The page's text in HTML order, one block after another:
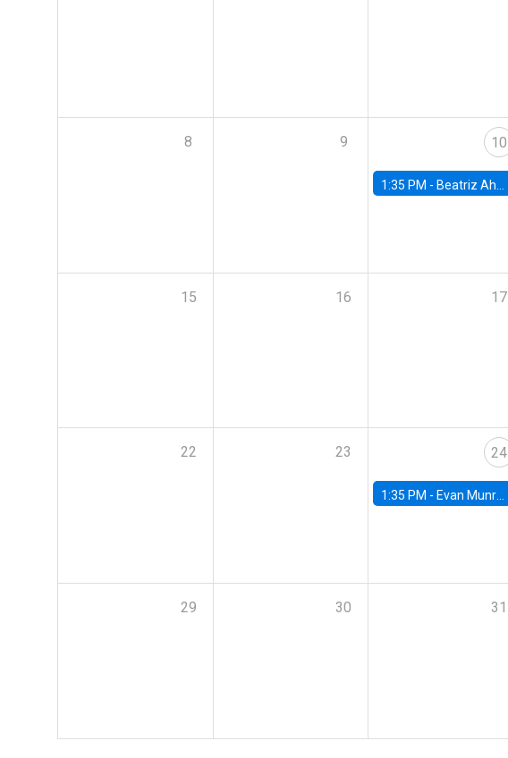
8 9 10
1:35 PM - Beatriz Ahumada, PhD candidate, Universidad de Pittsburgh
15 16 17
22 23 24
1:35 PM - Evan Munro, Neyman Visiting Assistant Professor in the Department of Statistics at UC Berkeley
29 30 31